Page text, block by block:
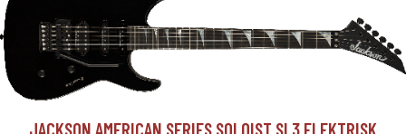
JACKSON AMERICAN SERIES SOLOIST SL3 ELEKTRISK